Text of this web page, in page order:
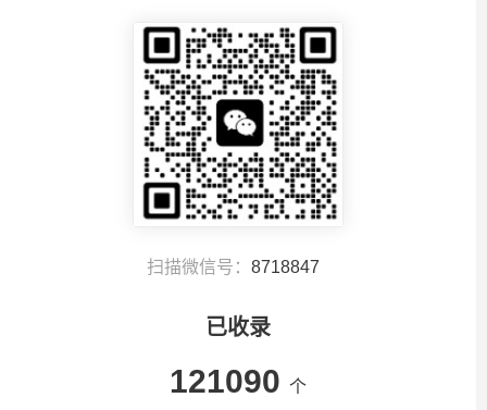
扫描微信号： 8718847
已收录
121090 个